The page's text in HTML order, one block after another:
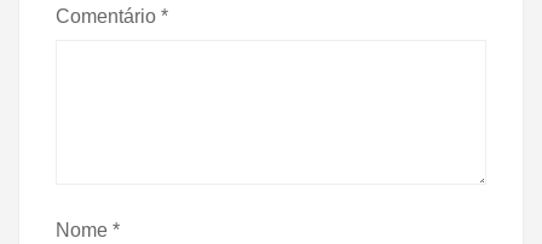
Comentário *
Nome *